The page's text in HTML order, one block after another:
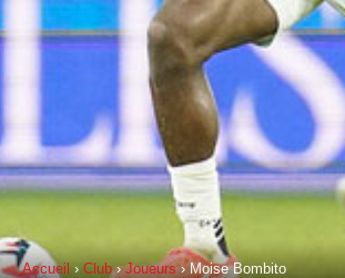
Accueil › Club›Joueurs› Moise Bombito